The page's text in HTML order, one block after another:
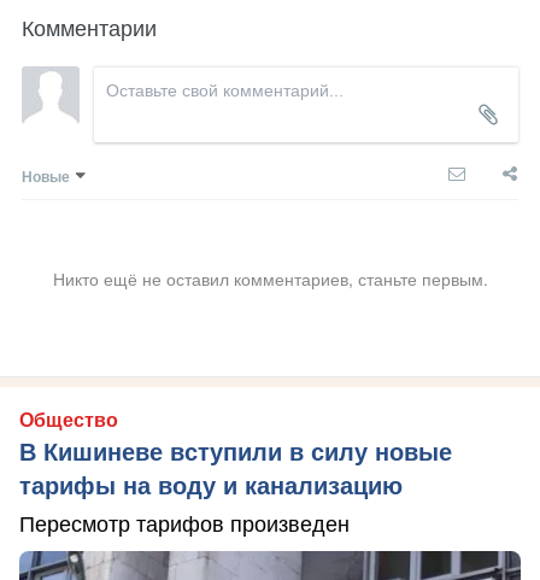
Комментарии
Новые
Никто ещё не оставил комментариев, станьте первым.
Общество
В Кишиневе вступили в силу новые
тарифы на воду и канализацию
Пересмотр тарифов произведен